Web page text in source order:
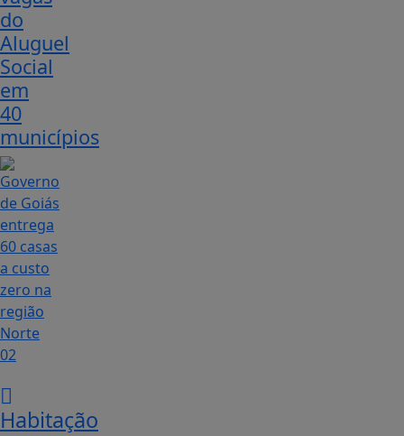
do
Aluguel
Social
em
40
municípios
02
Habitação